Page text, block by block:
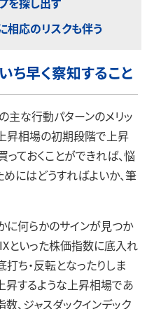
相応のリスクも伴う
ち早く察知すること
主な行動パターンのメリッ
上昇相場の初期段階で上昇
ておくことができれば、悩
にはどうすればよいか、筆
に何らかのサインが見つか
といった株価指数に底入れ
ち・反転となったりしま
昇するような上昇相場であ
、ジャスダックインデック